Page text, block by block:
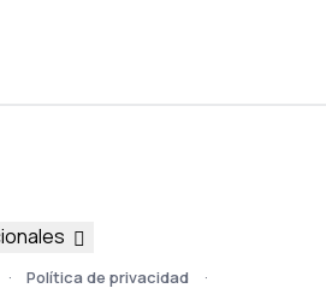
Política de privacidad